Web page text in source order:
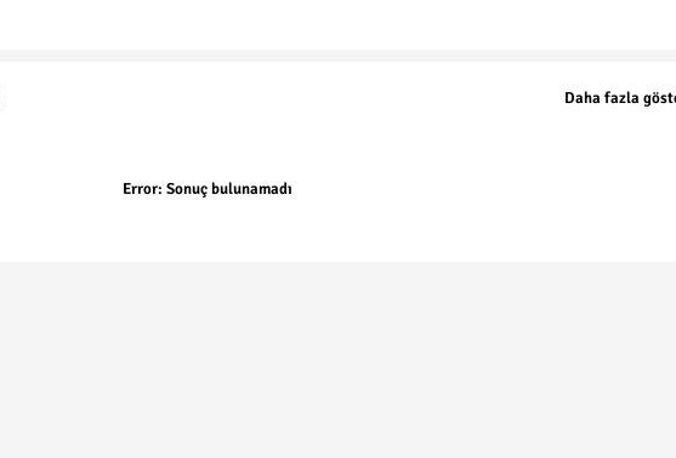
Daha fazla
Error: Sonuç bulunamadı